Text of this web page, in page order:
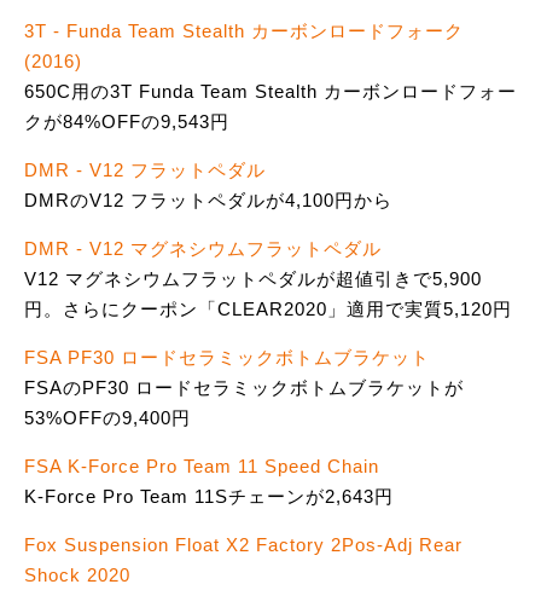
3T - Funda Team Stealth カーボンロードフォーク
(2016)
650C用の3T Funda Team Stealth カーボンロードフォー
クが84%OFFの9,543円
DMR - V12 フラットペダル
DMRのV12 フラットペダルが4,100円から
DMR - V12 マグネシウムフラットペダル
V12 マグネシウムフラットペダルが超値引きで5,900
円。さらにクーポン「CLEAR2020」適用で実質5,120円
FSA PF30 ロードセラミックボトムブラケット
FSAのPF30 ロードセラミックボトムブラケットが
53%OFFの9,400円
FSA K-Force Pro Team 11 Speed Chain
K-Force Pro Team 11Sチェーンが2,643円
Fox Suspension Float X2 Factory 2Pos-Adj Rear
Shock 2020